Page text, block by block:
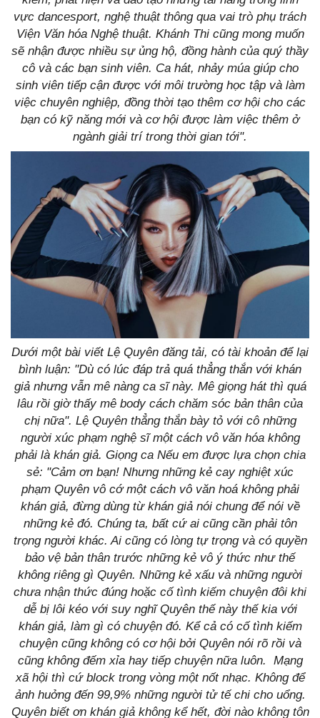
vực dancesport, nghệ thuật thông qua vai trò phụ trách
Viện Văn hóa Nghệ thuật. Khánh Thi cũng mong muốn
sẽ nhận được nhiều sự ủng hộ, đồng hành của quý thầy
cô và các bạn sinh viên. Ca hát, nhảy múa giúp cho
sinh viên tiếp cận được với môi trường học tập và làm
việc chuyên nghiệp, đồng thời tạo thêm cơ hội cho các
bạn có kỹ năng mới và cơ hội được làm việc thêm ở
ngành giải trí trong thời gian tới".
Dưới một bài viết Lệ Quyên đăng tải, có tài khoản để lại
bình luận: "Dù có lúc đáp trả quá thẳng thắn với khán
giả nhưng vẫn mê nàng ca sĩ này. Mê giọng hát thì quá
lâu rồi giờ thấy mê body cách chăm sóc bản thân của
chị nữa". Lệ Quyên thẳng thắn bày tỏ với cô những
người xúc phạm nghệ sĩ một cách vô văn hóa không
phải là khán giả. Giọng ca Nếu em được lựa chọn chia
sẻ: "Cảm ơn bạn! Nhưng những kẻ cay nghiệt xúc
phạm Quyên vô cớ một cách vô văn hoá không phải
khán giả, đừng dùng từ khán giả nói chung để nói về
những kẻ đó. Chúng ta, bất cứ ai cũng cần phải tôn
trọng người khác. Ai cũng có lòng tự trọng và có quyền
bảo vệ bản thân trước những kẻ vô ý thức như thế
không riêng gì Quyên. Những kẻ xấu và những người
chưa nhận thức đúng hoặc cố tình kiếm chuyện đôi khi
dễ bị lôi kéo với suy nghĩ Quyên thế này thế kia với
khán giả, làm gì có chuyện đó. Kể cả có cố tình kiếm
chuyện cũng không có cơ hội bởi Quyên nói rõ rồi và
cũng không đếm xỉa hay tiếp chuyện nữa luôn. Mạng
xã hội thì cứ block trong vòng một nốt nhạc. Không để
ảnh huởng đến 99,9% những người tử tế chi cho uổng.
Quyên biết ơn khán giả không kể hết, đời nào không tôn